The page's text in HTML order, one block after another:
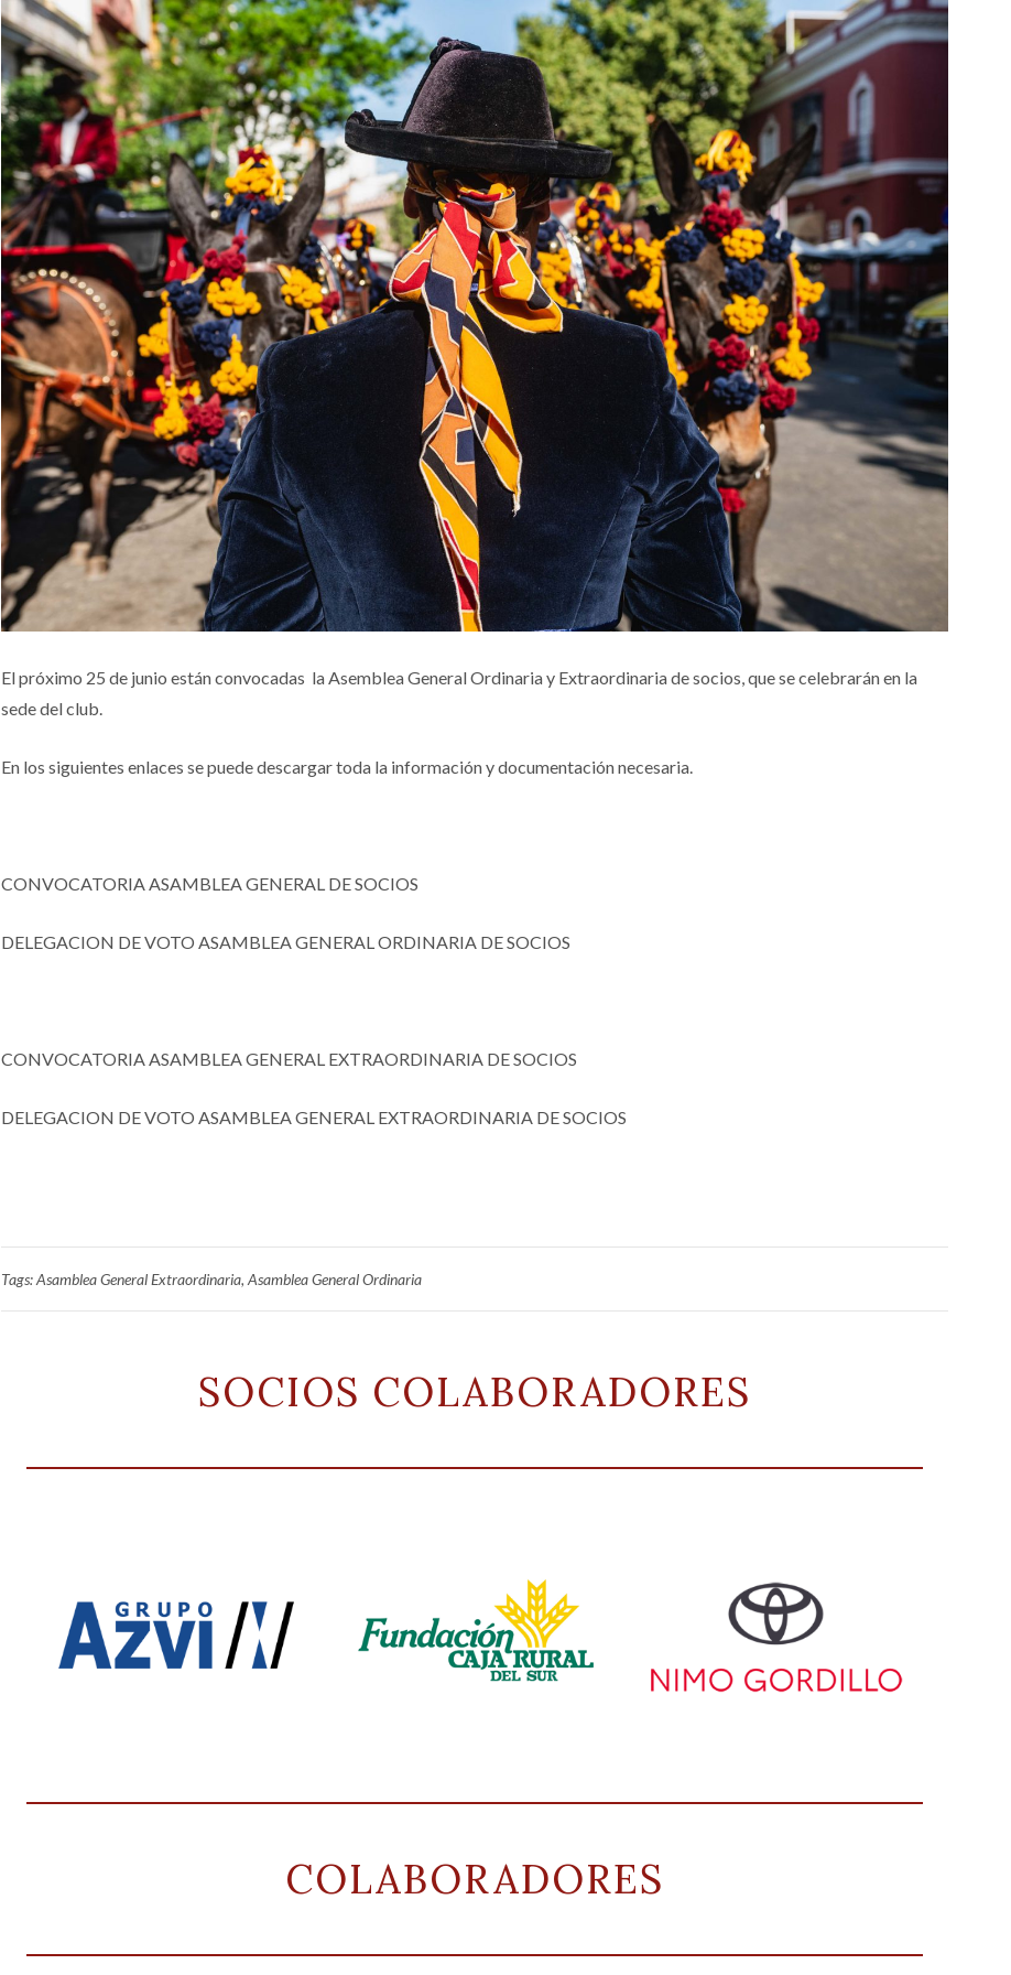
El próximo 25 de junio están convocadas la Asemblea General Ordinaria y Extraordinaria de socios, que se celebrarán en la
sede del club.
En los siguientes enlaces se puede descargar toda la información y documentación necesaria.
CONVOCATORIA ASAMBLEA GENERAL DE SOCIOS
DELEGACION DE VOTO ASAMBLEA GENERAL ORDINARIA DE SOCIOS
CONVOCATORIA ASAMBLEA GENERAL EXTRAORDINARIA DE SOCIOS
DELEGACION DE VOTO ASAMBLEA GENERAL EXTRAORDINARIA DE SOCIOS
Tags:Asamblea General Extraordinaria, Asamblea General Ordinaria
SOCIOS COLABORADORES
COLABORADORES